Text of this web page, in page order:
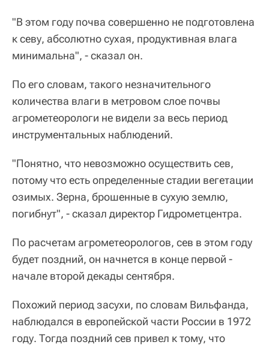
"В этом году почва совершенно не подготовлена
к севу, абсолютно сухая, продуктивная влага
минимальна", - сказал он.
По его словам, такого незначительного
количества влаги в метровом слое почвы
агрометеорологи не видели за весь период
инструментальных наблюдений.
"Понятно, что невозможно осуществить сев,
потому что есть определенные стадии вегетации
озимых. Зерна, брошенные в сухую землю,
погибнут", - сказал директор Гидрометцентра.
По расчетам агрометеорологов, сев в этом году
будет поздний, он начнется в конце первой -
начале второй декады сентября.
Похожий период засухи, по словам Вильфанда,
наблюдался в европейской части России в 1972
году. Тогда поздний сев привел к тому, что